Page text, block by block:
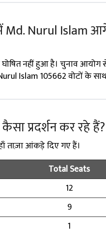
Md. Nurul Islam
घोषित नहीं हुआ है। चुनाव
Islam 105662 वोटों के
प्रदर्शन कर रहे हैं?
ताज़ा आंकड़े दिए गए हैं।
Total Seats
12
9
1